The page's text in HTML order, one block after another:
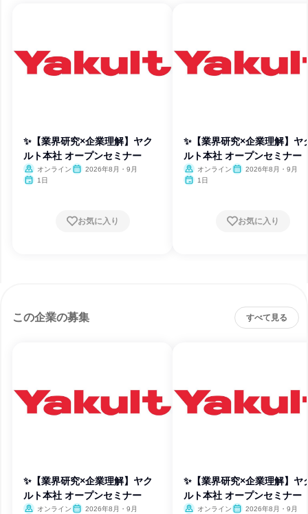
✨【業界研究×企業理解】ヤク
ルト本社 オープンセミナー
オンライン
2026年8月・9月
1日
お気に入り
✨【業界研究×企業理解】ヤ
ルト本社 オープンセミナー
オンライン
2026年8月・9月
1日
お気に入り
この企業の募集 すべて見る
✨【業界研究×企業理解】ヤク
ルト本社 オープンセミナー
オンライン
2026年8月・9月
✨【業界研究×企業理解】ヤ
ルト本社 オープンセミナー
オンライン
2026年8月・9月